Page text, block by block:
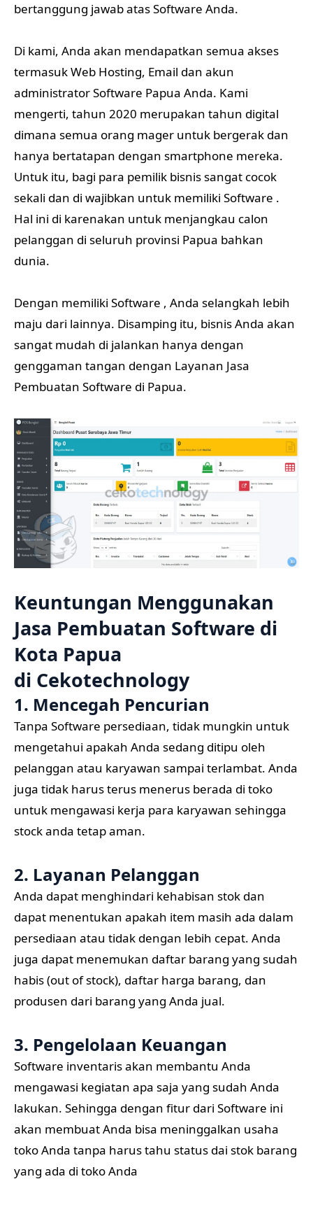
bertanggung jawab atas Software Anda.
Di kami, Anda akan mendapatkan semua akses
termasuk Web Hosting, Email dan akun
administrator Software Papua Anda. Kami
mengerti, tahun 2020 merupakan tahun digital
dimana semua orang mager untuk bergerak dan
hanya bertatapan dengan smartphone mereka.
Untuk itu, bagi para pemilik bisnis sangat cocok
sekali dan di wajibkan untuk memiliki Software .
Hal ini di karenakan untuk menjangkau calon
pelanggan di seluruh provinsi Papua bahkan
dunia.
Dengan memiliki Software , Anda selangkah lebih
maju dari lainnya. Disamping itu, bisnis Anda akan
sangat mudah di jalankan hanya dengan
genggaman tangan dengan Layanan Jasa
Pembuatan Software di Papua.
Keuntungan Menggunakan
Jasa Pembuatan Software di
Kota Papua
di Cekotechnology
1. Mencegah Pencurian
Tanpa Software persediaan, tidak mungkin untuk
mengetahui apakah Anda sedang ditipu oleh
pelanggan atau karyawan sampai terlambat. Anda
juga tidak harus terus menerus berada di toko
untuk mengawasi kerja para karyawan sehingga
stock anda tetap aman.
2. Layanan Pelanggan
Anda dapat menghindari kehabisan stok dan
dapat menentukan apakah item masih ada dalam
persediaan atau tidak dengan lebih cepat. Anda
juga dapat menemukan daftar barang yang sudah
habis (out of stock), daftar harga barang, dan
produsen dari barang yang Anda jual.
3. Pengelolaan Keuangan
Software inventaris akan membantu Anda
mengawasi kegiatan apa saja yang sudah Anda
lakukan. Sehingga dengan fitur dari Software ini
akan membuat Anda bisa meninggalkan usaha
toko Anda tanpa harus tahu status dai stok barang
yang ada di toko Anda